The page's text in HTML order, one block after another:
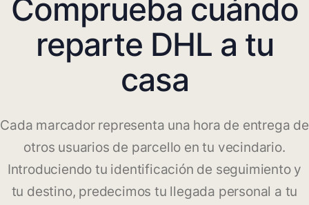
Comprueba cuándo
reparte DHL a tu
casa
Cada marcador representa una hora de entrega de
otros usuarios de parcello en tu vecindario.
Introduciendo tu identificación de seguimiento y
tu destino, predecimos tu llegada personal a tu